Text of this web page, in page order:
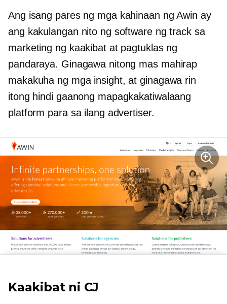
Ang isang pares ng mga kahinaan ng Awin ay
ang kakulangan nito ng software ng track sa
marketing ng kaakibat at pagtuklas ng
pandaraya. Ginagawa nitong mas mahirap
makakuha ng mga insight, at ginagawa rin
itong hindi gaanong mapagkakatiwalaang
platform para sa ilang advertiser.
Kaakibat ni CJ